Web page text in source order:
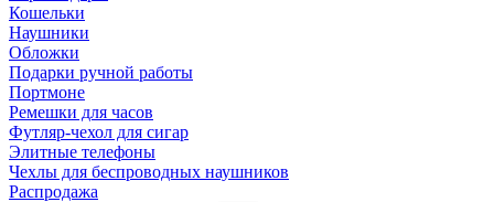
Кошельки
Наушники
Обложки
Подарки ручной работы
Портмоне
Ремешки для часов
Футляр-чехол для сигар
Элитные телефоны
Чехлы для беспроводных наушников
Распродажа